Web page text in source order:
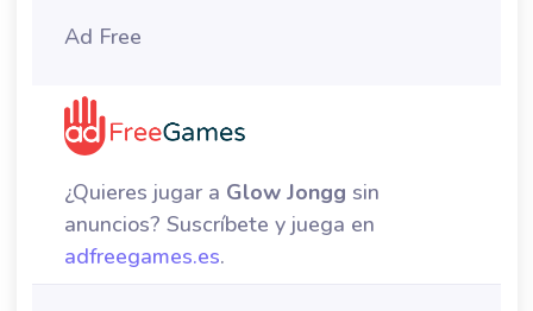
Ad Free
¿Quieres jugar a Glow Jongg sin
anuncios? Suscríbete y juega en
adfreegames.es.